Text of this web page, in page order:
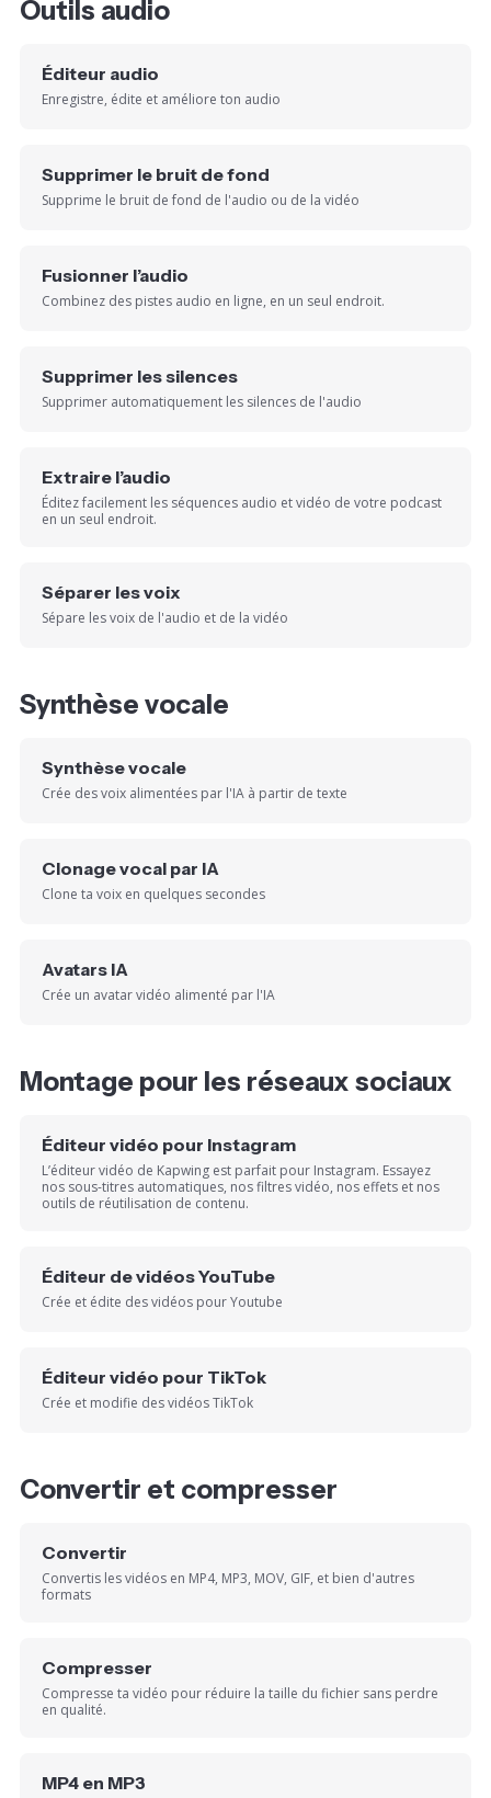
Outils audio
Éditeur audio
Enregistre, édite et améliore ton audio
Supprimer le bruit de fond
Supprime le bruit de fond de l'audio ou de la vidéo
Fusionner l’audio
Combinez des pistes audio en ligne, en un seul endroit.
Supprimer les silences
Supprimer automatiquement les silences de l'audio
Extraire l’audio
Éditez facilement les séquences audio et vidéo de votre podcast
en un seul endroit.
Séparer les voix
Sépare les voix de l'audio et de la vidéo
Synthèse vocale
Synthèse vocale
Crée des voix alimentées par l'IA à partir de texte
Clonage vocal par IA
Clone ta voix en quelques secondes
Avatars IA
Crée un avatar vidéo alimenté par l'IA
Montage pour les réseaux sociaux
Éditeur vidéo pour Instagram
L’éditeur vidéo de Kapwing est parfait pour Instagram. Essayez
nos sous-titres automatiques, nos filtres vidéo, nos effets et nos
outils de réutilisation de contenu.
Éditeur de vidéos YouTube
Crée et édite des vidéos pour Youtube
Éditeur vidéo pour TikTok
Crée et modifie des vidéos TikTok
Convertir et compresser
Convertir
Convertis les vidéos en MP4, MP3, MOV, GIF, et bien d'autres
formats
Compresser
Compresse ta vidéo pour réduire la taille du fichier sans perdre
en qualité.
MP4 en MP3